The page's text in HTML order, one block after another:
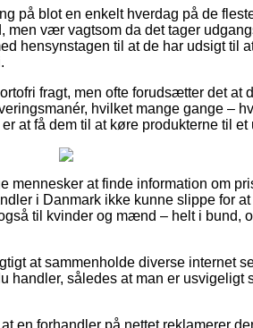
på blot en enkelt hverdag på de
vær vagtsom da det tager
hensynstagen til at de har udsigt til
fragt, men ofte forudsætter det at
hvilket mange gange –
at få dem til at køre produkterne til et
mennesker at finde information om
i Danmark ikke kunne slippe for
til kvinder og mænd – helt i bund,
at sammenholde diverse internet
handler, således at man er usvigeligt
en forhandler på nettet reklamerer